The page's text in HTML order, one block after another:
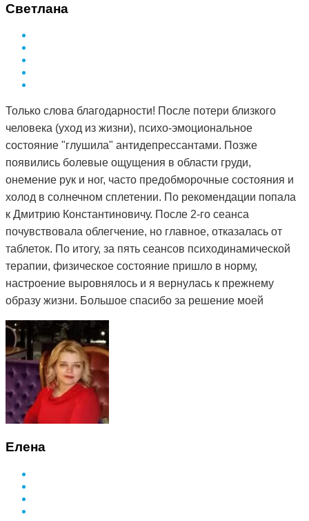
Светлана
Только слова благодарности! После потери близкого
человека (уход из жизни), психо-эмоциональное
состояние "глушила" антидепрессантами. Позже
появились болевые ощущения в области груди,
онемение рук и ног, часто предобморочные состояния и
холод в солнечном сплетении. По рекомендации попала
к Дмитрию Константиновичу. После 2-го сеанса
почувствовала облегчение, но главное, отказалась от
таблеток. По итогу, за пять сеансов психодинамической
терапии, физическое состояние пришло в норму,
настроение выровнялось и я вернулась к прежнему
образу жизни. Большое спасибо за решение моей
проблемы и деликатный подход.
Елена